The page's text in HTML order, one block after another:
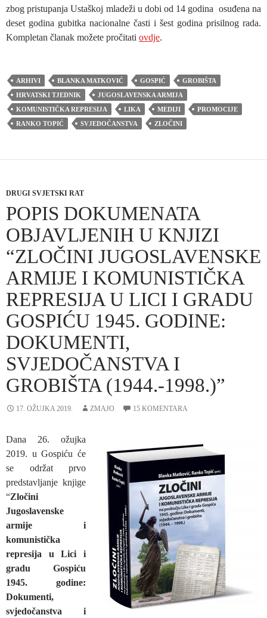
zbog pristupanja Ustaškoj mladeži u dobi od 14 godina osuđena na
deset godina gubitka nacionalne časti i šest godina prisilnog rada.
Kompletan članak možete pročitati ovdje.
ARHIVI BLANKA MATKOVIĆ GOSPIĆ
GROBIŠTA
HRVATSKI TJEDNIK
JUGOSLAVENSKA ARMIJA
KOMUNISTIČKA REPRESIJA
LIKA MEDIJI
PROMOCIJE
RANKO TOPIĆ
SVJEDOČANSTVA ZLOČINI
DRUGI SVJETSKI RAT
POPIS DOKUMENATA
OBJAVLJENIH U KNJIZI
“ZLOČINI JUGOSLAVENSKE
ARMIJE I KOMUNISTIČKA
REPRESIJA U LICI I GRADU
GOSPIĆU 1945. GODINE:
DOKUMENTI,
SVJEDOČANSTVA I
GROBIŠTA (1944.-1998.)”
17. OŽUJKA 2019. ZMAJO 15 KOMENTARA
Dana 26. ožujka
2019. u Gospiću će
se održat prvo
predstavljanje knjige
“Zločini
Jugoslavenske
armije i
komunistička
represija u Lici i
gradu Gospiću
1945. godine:
Dokumenti,
svjedočanstva i